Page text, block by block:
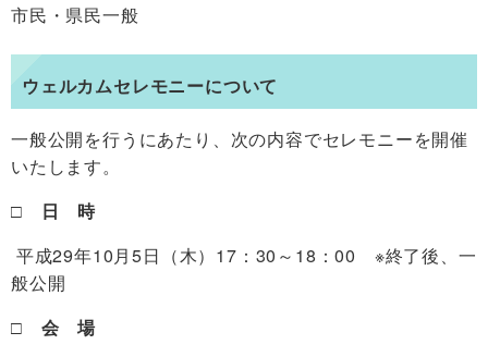
市民・県民一般
ウェルカムセレモニーについて
一般公開を行うにあたり、次の内容でセレモニーを開催
いたします。
□ 日 時
平成29年10月5日（木）17：30～18：00 ※終了後、一
般公開
□ 会 場